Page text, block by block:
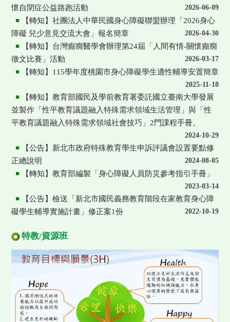
懷自閉症公益路跑活動
2026-06-09
【轉知】社團法人中華民國身心障礙聯盟辦理「2026身心
障礙 兒少意見交流大會」報名簡章
2026-04-30
【轉知】台灣癲癇醫學會辦理第24屆「人間有情-關懷癲癇
徵文比賽」活動
2026-03-17
【轉知】115學年度桃園市身心障礙學生適性輔導安置簡章
2025-11-18
【轉知】教育部國民及學前教育署委託國立臺南大學發展
並製作「性平教育議題融入特殊需求領域生活管理」與「性
平教育議題融入特殊需求領域社會技巧」2門課程手冊。
2024-10-29
【公告】新北市政府特殊教育學生申訴評議會設置要點修
正總說明
2024-08-05
【轉知】教育部編製「身心障礙人員防災參考指引手冊」
2023-03-14
【公告】檢送「新北市國民義務教育階段在家教育身心障
礙學生輔導實施計畫」修正案1份
2022-10-19
特教/資源班